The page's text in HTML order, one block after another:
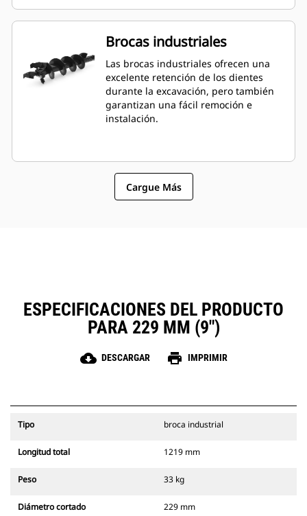
Brocas industriales
Las brocas industriales ofrecen una
excelente retención de los dientes
durante la excavación, pero también
garantizan una fácil remoción e
instalación.
Cargue Más
ESPECIFICACIONES DEL PRODUCTO
PARA 229 MM (9")
cloud_download DESCARGAR print IMPRIMIR
Tipo broca industrial
Longitud total 1219 mm
Peso 33 kg
Diámetro cortado 229 mm